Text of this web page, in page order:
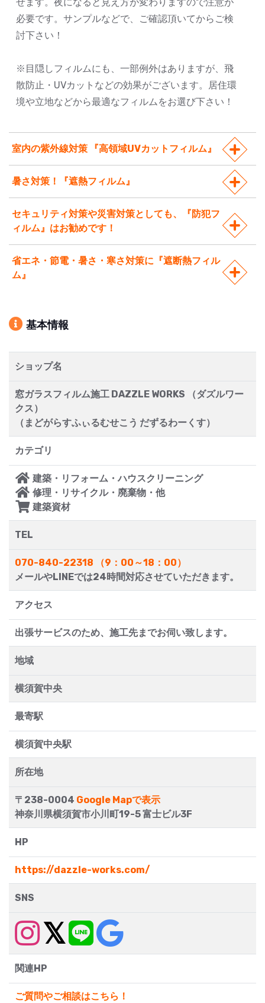
せます。夜になると見え方が変わりますので注意が
必要です。サンプルなどで、ご確認頂いてからご検
討下さい！
※目隠しフィルムにも、一部例外はありますが、飛
散防止・UVカットなどの効果がございます。居住環
境や立地などから最適なフィルムをお選び下さい！
室内の紫外線対策 『高領域UVカットフィルム』
暑さ対策！『遮熱フィルム』
セキュリティ対策や災害対策としても、『防犯フ
ィルム』はお勧めです！
省エネ・節電・暑さ・寒さ対策に『遮断熱フィル
ム』
基本情報
ショップ名
窓ガラスフィルム施工 DAZZLE WORKS （ダズルワー
クス）
（まどがらすふぃるむせこう だずるわーくす）
カテゴリ
建築・リフォーム・ハウスクリーニング
修理・リサイクル・廃棄物・他
建築資材
TEL
070-840-22318 （9：00～18：00）
メールやLINEでは24時間対応させていただきます。
アクセス
出張サービスのため、施工先までお伺い致します。
地域
横須賀中央
最寄駅
横須賀中央駅
所在地
〒238-0004 Google Mapで表示
神奈川県横須賀市小川町19-5 富士ビル3F
HP
https://dazzle-works.com/
SNS
関連HP
ご質問やご相談はこちら！